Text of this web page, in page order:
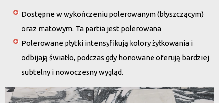
Dostępne w wykończeniu polerowanym (błyszczącym)
oraz matowym. Ta partia jest polerowana
Polerowane płytki intensyfikują kolory żyłkowania i
odbijają światło, podczas gdy honowane oferują bardziej
subtelny i nowoczesny wygląd.
Odtwarzacz